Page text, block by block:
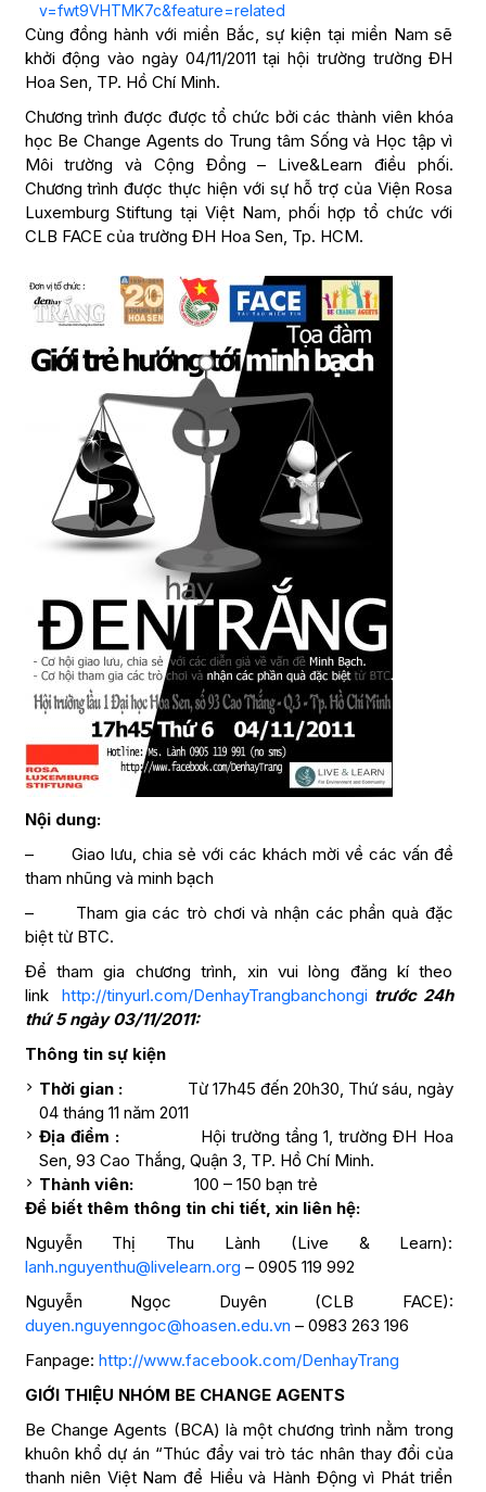
v=fwt9VHTMK7c&feature=related
Cùng đồng hành với miền Bắc, sự kiện tại miền Nam sẽ
khởi động vào ngày 04/11/2011 tại hội trường trường ĐH
Hoa Sen, TP. Hồ Chí Minh.
Chương trình được được tổ chức bởi các thành viên khóa
học Be Change Agents do Trung tâm Sống và Học tập vì
Môi trường và Cộng Đồng – Live&Learn điều phối.
Chương trình được thực hiện với sự hỗ trợ của Viện Rosa
Luxemburg Stiftung tại Việt Nam, phối hợp tổ chức với
CLB FACE của trường ĐH Hoa Sen, Tp. HCM.
Nội dung:
– Giao lưu, chia sẻ với các khách mời về các vấn đề
tham nhũng và minh bạch
– Tham gia các trò chơi và nhận các phần quà đặc
biệt từ BTC.
Để tham gia chương trình, xin vui lòng đăng kí theo
link http://tinyurl.com/DenhayTrangbanchongi trước 24h
thứ 5 ngày 03/11/2011:
Thông tin sự kiện
Thời gian : Từ 17h45 đến 20h30, Thứ sáu, ngày
04 tháng 11 năm 2011
Địa điểm :Hội trường tầng 1, trường ĐH Hoa
Sen, 93 Cao Thắng, Quận 3, TP. Hồ Chí Minh.
Thành viên:
100 – 150 bạn trẻ
Để biết thêm thông tin chi tiết, xin liên hệ:
Nguyễn Thị Thu Lành (Live & Learn):
lanh.nguyenthu@livelearn.org – 0905 119 992
Nguyễn Ngọc Duyên (CLB FACE):
duyen.nguyenngoc@hoasen.edu.vn – 0983 263 196
Fanpage: http://www.facebook.com/DenhayTrang
GIỚI THIỆU NHÓM BE CHANGE AGENTS
Be Change Agents (BCA) là một chương trình nằm trong
khuôn khổ dự án “Thúc đẩy vai trò tác nhân thay đổi của
thanh niên Việt Nam để Hiểu và Hành Động vì Phát triển